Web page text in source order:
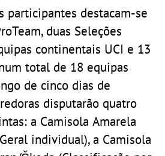
participantes destacam-se
duas Seleções
continentais UCI e 13
total de 18 equipas
de cinco dias de
disputarão quatro
a Camisola Amarela
individual), a Camisola